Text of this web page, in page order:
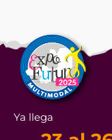
Ya llega